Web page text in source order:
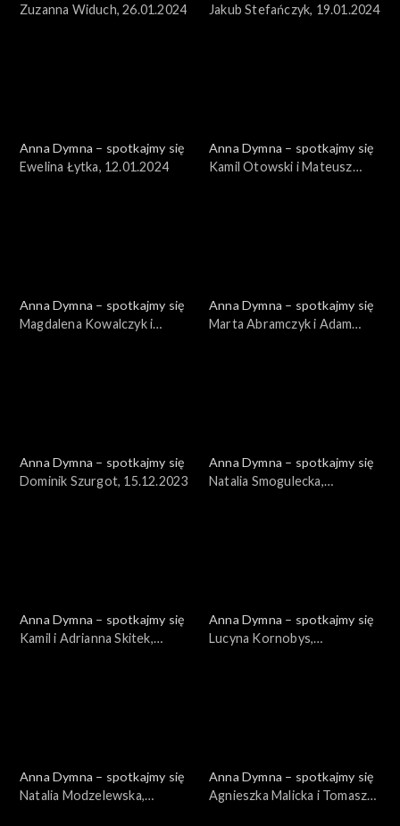
Zuzanna Widuch, 26.01.2024
Jakub Stefańczyk, 19.01.2024
Anna Dymna – spotkajmy się
Ewelina Łytka, 12.01.2024
Anna Dymna – spotkajmy się
Kamil Otowski i Mateusz
Anna Dymna – spotkajmy się
Magdalena Kowalczyk i
Anna Dymna – spotkajmy się
Marta Abramczyk i Adam
Anna Dymna – spotkajmy się
Dominik Szurgot, 15.12.2023
Anna Dymna – spotkajmy się
Natalia Smogulecka,
Anna Dymna – spotkajmy się
Kamil i Adrianna Skitek,
Anna Dymna – spotkajmy się
Lucyna Kornobys,
Anna Dymna – spotkajmy się
Natalia Modzelewska,
Anna Dymna – spotkajmy się
Agnieszka Malicka i Tomasz